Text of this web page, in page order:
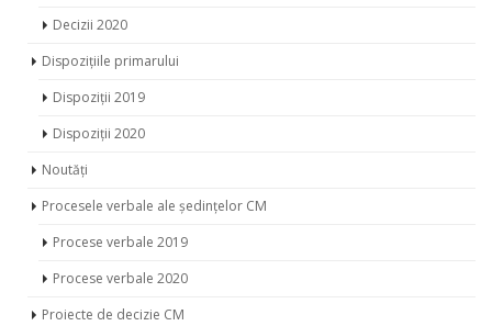
Decizii 2020
Dispozițiile primarului
Dispoziții 2019
Dispoziții 2020
Noutăți
Procesele verbale ale ședințelor CM
Procese verbale 2019
Procese verbale 2020
Proiecte de decizie CM